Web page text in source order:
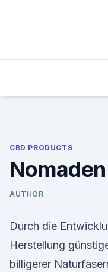
CBD PRODUCTS
AUTHOR
Durch die
Herstellung
billigerer